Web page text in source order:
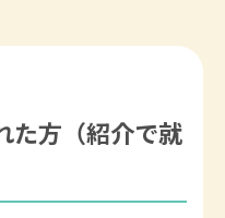
た方（紹介で就